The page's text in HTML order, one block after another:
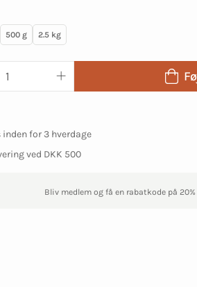
500 g 2.5 kg
inden for 3 hverdage
ved DKK 500
Bliv medlem og få en rabatkode på